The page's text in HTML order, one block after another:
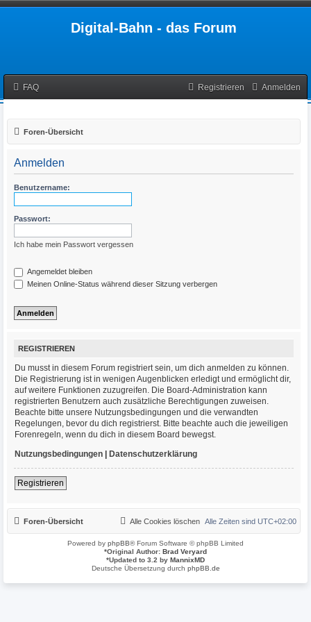
Digital-Bahn - das Forum
FAQ Anmelden
Registrieren
Foren-Übersicht
Anmelden
Benutzername:
Passwort:
Ich habe mein Passwort vergessen
Angemeldet bleiben
Meinen Online-Status während dieser Sitzung verbergen
REGISTRIEREN
Du musst in diesem Forum registriert sein, um dich anmelden zu können.
Die Registrierung ist in wenigen Augenblicken erledigt und ermöglicht dir,
auf weitere Funktionen zuzugreifen. Die Board-Administration kann
registrierten Benutzern auch zusätzliche Berechtigungen zuweisen.
Beachte bitte unsere Nutzungsbedingungen und die verwandten
Regelungen, bevor du dich registrierst. Bitte beachte auch die jeweiligen
Forenregeln, wenn du dich in diesem Board bewegst.
Nutzungsbedingungen | Datenschutzerklärung
Registrieren
Foren-Übersicht Alle Zeiten sind UTC+02:00
Alle Cookies löschen
Powered by phpBB® Forum Software © phpBB Limited
*Original Author: Brad Veryard
*Updated to 3.2 by MannixMD
Deutsche Übersetzung durch phpBB.de